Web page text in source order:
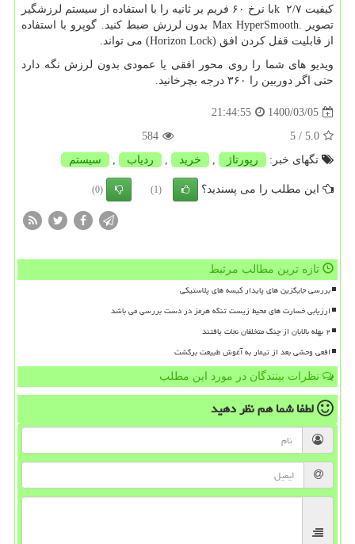
کیفیت ۲/۷
k
با نرخ ۶۰ فریم بر ثانیه را با استفاده از سیستم لرزشگیر
تصویر
Max HyperSmooth. بدون لرزش ضبط کنید. گوپرو با استفاده
از قابلیت قفل کردن افق (Horizon Lock) می تواند.
ویدیو های شما را روی محور افقی یا عمودی بدون لرزش نگه دارد
حتی اگر دوربین را ۳۶۰ درجه بچرخانید.
1400/03/05
21:44:55
5.0
/ 5
584
تگهای خبر:
رپورتاژ , خرید , ردیاب , سیستم
این مطلب را می پسندید؟ (1)
(0)
تازه ترین مطالب مرتبط
بررسی جایگزین های پایدار کیسه های پلاستیکی
ارزیابی خسارت های محیط زیست تنگه هرمز در دست بررسی می باشد
۲ بهله بالابان از چنگ متخلفان نجات یافتند
افعی وحشی بعد از تیمار به آغوش طبیعت برگشت
نظرات بینندگان در مورد این مطلب
لطفا شما همنظر دهید